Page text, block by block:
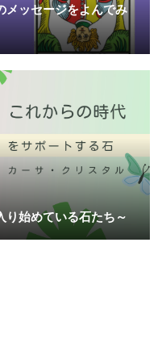
メッセージをよんでみ
り始めている石たち～